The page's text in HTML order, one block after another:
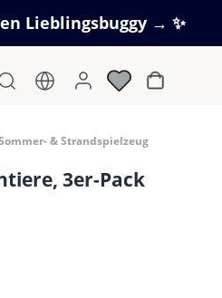
Lieblingsbuggy → ✨
& Strandspielzeug
3er-Pack